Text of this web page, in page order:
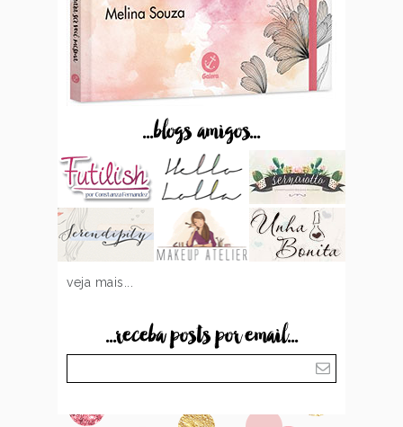
...blogs amigos...
veja mais...
...receba posts por email...